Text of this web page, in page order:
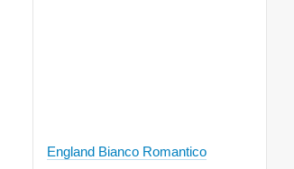
England Bianco Romantico